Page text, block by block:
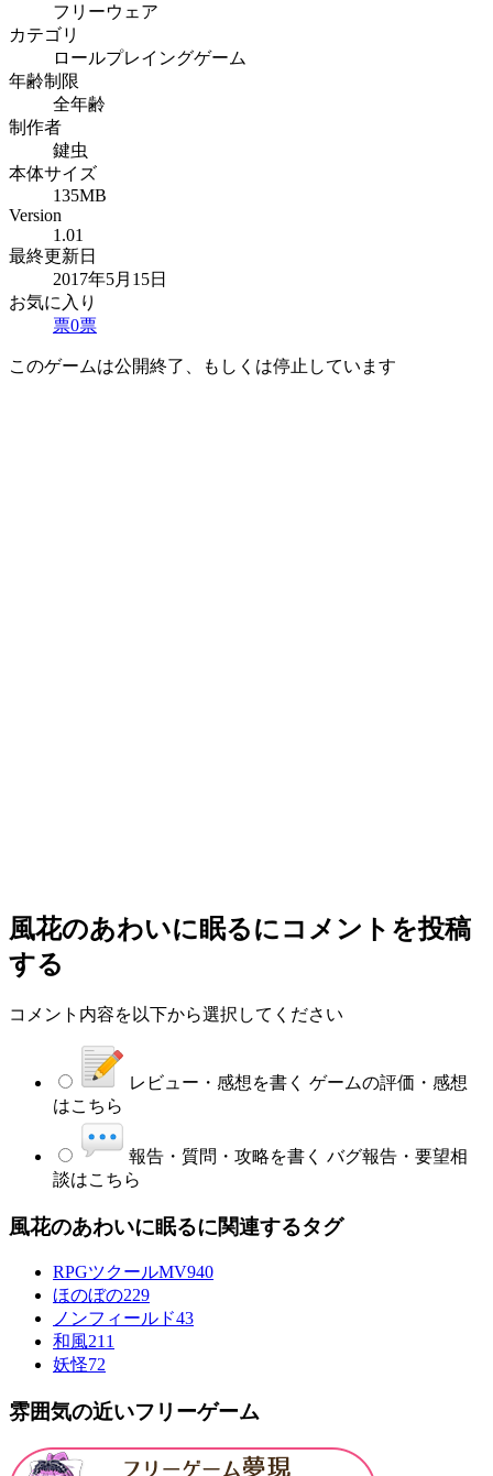
フリーウェア
カテゴリ
ロールプレイングゲーム
年齢制限
全年齢
制作者
鍵虫
本体サイズ
135MB
Version
1.01
最終更新日
2017年5月15日
お気に入り
票0票
このゲームは公開終了、もしくは停止しています
風花のあわいに眠るにコメントを投稿
する
コメント内容を以下から選択してください
レビュー・感想を書く ゲームの評価・感想
はこちら
報告・質問・攻略を書く バグ報告・要望相
談はこちら
風花のあわいに眠るに関連するタグ
RPGツクールMV940
ほのぼの229
ノンフィールド43
和風211
妖怪72
雰囲気の近いフリーゲーム